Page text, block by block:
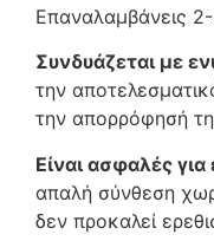
Επαναλαμβάνεις
Συνδυάζεται με
την
την απορρόφησή
Είναι ασφαλές
απαλή σύνθεση
δεν προκαλεί